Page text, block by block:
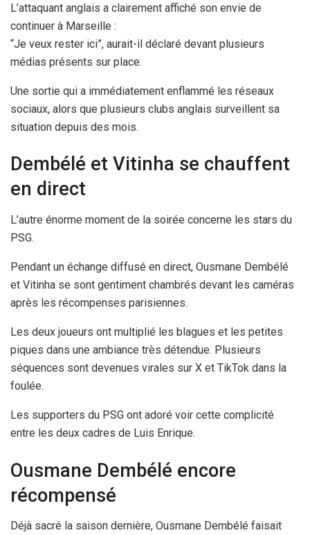
L’attaquant anglais a clairement affiché son envie de
continuer à Marseille :
“Je veux rester ici”, aurait-il déclaré devant plusieurs
médias présents sur place.
Une sortie qui a immédiatement enflammé les réseaux
sociaux, alors que plusieurs clubs anglais surveillent sa
situation depuis des mois.
Dembélé et Vitinha se chauffent
en direct
L’autre énorme moment de la soirée concerne les stars du
PSG.
Pendant un échange diffusé en direct, Ousmane Dembélé
et Vitinha se sont gentiment chambrés devant les caméras
après les récompenses parisiennes.
Les deux joueurs ont multiplié les blagues et les petites
piques dans une ambiance très détendue. Plusieurs
séquences sont devenues virales sur X et TikTok dans la
foulée.
Les supporters du PSG ont adoré voir cette complicité
entre les deux cadres de Luis Enrique.
Ousmane Dembélé encore
récompensé
Déjà sacré la saison dernière, Ousmane Dembélé faisait